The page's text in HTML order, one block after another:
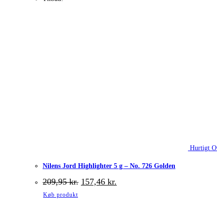
Hurtigt
Nilens Jord Highlighter 5 g – No. 726 Golden
209,95kr. Den
oprindelige
157,46 kr.
Køb produkt